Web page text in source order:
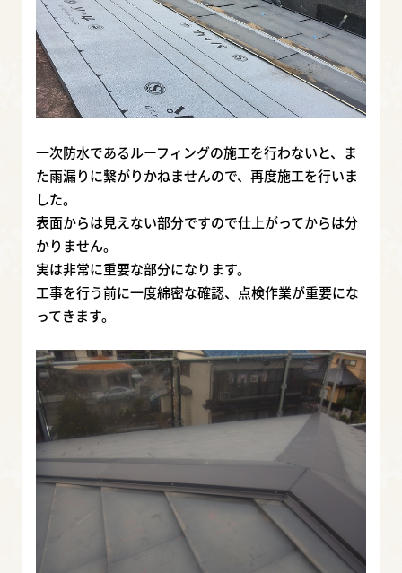
一次防水であるルーフィングの施工を行わないと、ま
た雨漏りに繋がりかねませんので、再度施工を行いま
した。
表面からは見えない部分ですので仕上がってからは分
かりません。
実は非常に重要な部分になります。
工事を行う前に一度綿密な確認、点検作業が重要にな
ってきます。